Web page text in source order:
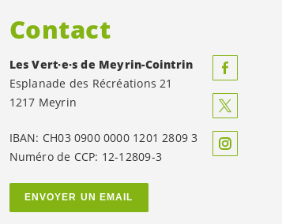
Contact
LesVert·e·s de Meyrin-Cointrin
Esplanade des Récréations 21
1217 Meyrin
IBAN: CH03 0900 0000 1201 2809 3
Numéro de CCP: 12-12809-3
ENVOYER UN EMAIL